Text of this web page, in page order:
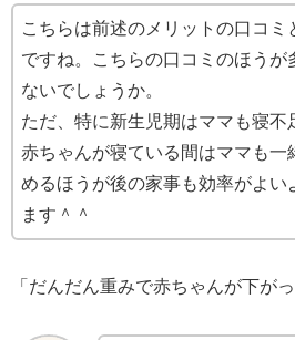
こちらは前述のメリットの口コミ
ですね。こちらの口コミのほうが
ないでしょうか。
ただ、特に新生児期はママも寝不
赤ちゃんが寝ている間はママも一
めるほうが後の家事も効率がよい
ます＾＾
「だんだん重みで赤ちゃんが下が